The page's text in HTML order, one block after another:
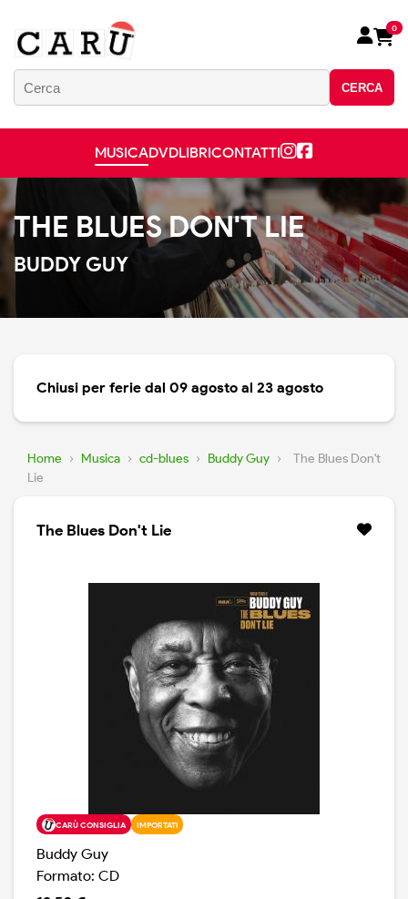
CERCA
0
MUSICADVDLIBRICONTATTI
THE BLUES DON'T LIE
BUDDY GUY
Chiusi per ferie dal 09 agosto al 23 agosto
Home › Musica › cd-blues › Buddy Guy ›
The Blues Don't
Lie
The Blues Don't Lie
CARÙ CONSIGLIA IMPORTATI
Buddy Guy
Formato: CD